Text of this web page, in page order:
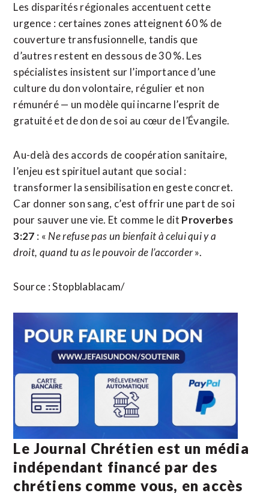
Les disparités régionales accentuent cette
urgence : certaines zones atteignent 60 % de
couverture transfusionnelle, tandis que
d’autres restent en dessous de 30 %. Les
spécialistes insistent sur l’importance d’une
culture du don volontaire, régulier et non
rémunéré — un modèle qui incarne l’esprit de
gratuité et de don de soi au cœur de l’Évangile.
Au-delà des accords de coopération sanitaire,
l’enjeu est spirituel autant que social :
transformer la sensibilisation en geste concret.
Car donner son sang, c’est offrir une part de soi
pour sauver une vie. Et comme le dit Proverbes
3:27 : « Ne refuse pas un bienfait à celui qui y a
droit, quand tu as le pouvoir de l’accorder».
Source : Stopblablacam/
Le Journal Chrétien est un média
indépendant financé par des
chrétiens comme vous, en accès